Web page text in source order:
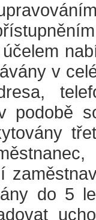
v
podobě
do 5